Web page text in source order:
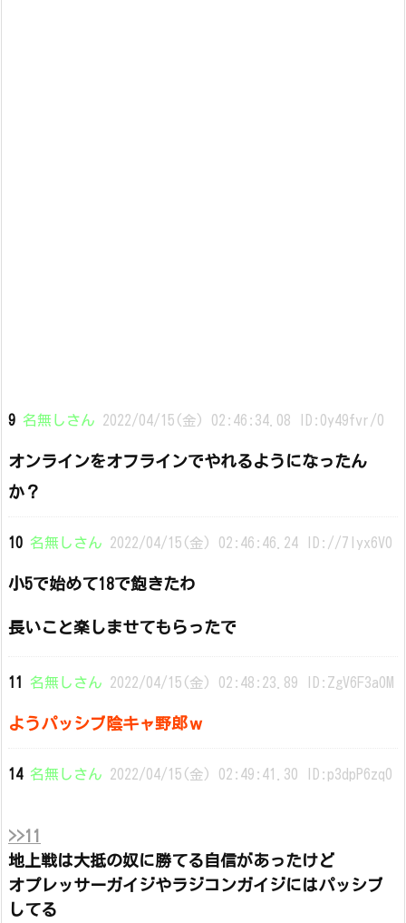
9 名無しさん 2022/04/15(金) 02:46:34.08 ID:0y49fvr/0
オンラインをオフラインでやれるようになったん
か？
10 名無しさん 2022/04/15(金) 02:46:46.24 ID://7Iyx6V0
小5で始めて18で飽きたわ
長いこと楽しませてもらったで
11 名無しさん 2022/04/15(金) 02:48:23.89 ID:ZgV6F3a0M
ようパッシブ陰キャ野郎ｗ
14 名無しさん 2022/04/15(金) 02:49:41.30 ID:p3dpP6zq0
>>11
地上戦は大抵の奴に勝てる自信があったけど
オプレッサーガイジやラジコンガイジにはパッシブ
してる